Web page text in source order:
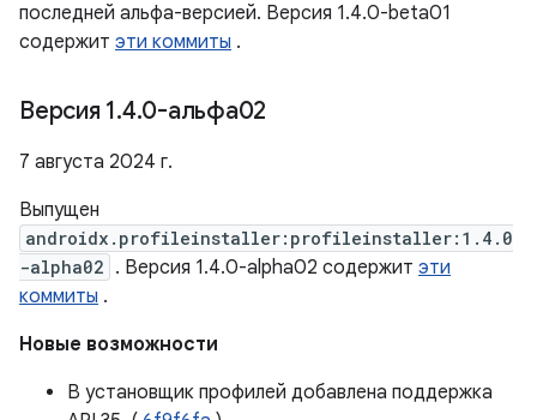
последней альфа-версией. Версия 1.4.0-beta01
содержит эти коммиты .
Версия 1.4.0-альфа02
7 августа 2024 г.
Выпущен
androidx.profileinstaller:profileinstaller:1.4.0
-alpha02 . Версия 1.4.0-alpha02 содержит эти
коммиты .
Новые возможности
В установщик профилей добавлена ​​поддержка